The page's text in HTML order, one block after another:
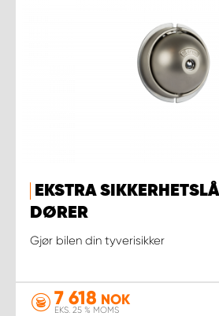
EKSTRA
DØRER
Gjør bilen din tyverisikker
7 618 NOK
EKS. 25 % MOMS